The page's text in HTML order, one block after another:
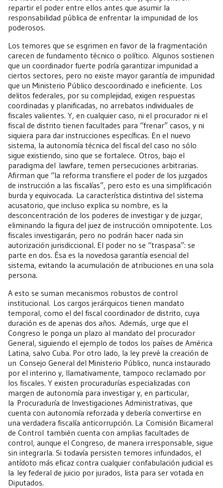
repartir el poder entre ellos antes que asumir la
responsabilidad pública de enfrentar la impunidad de los
poderosos.
Los temores que se esgrimen en favor de la fragmentación
carecen de fundamento técnico o político. Algunos sostienen
que un coordinador fuerte podría garantizar impunidad a
ciertos sectores, pero no existe mayor garantía de impunidad
que un Ministerio Público descoordinado e ineficiente. Los
delitos federales, por su complejidad, exigen respuestas
coordinadas y planificadas, no arrebatos individuales de
fiscales valientes. Y, en cualquier caso, ni el procurador ni el
fiscal de distrito tienen facultades para “frenar” casos, y ni
siquiera para dar instrucciones específicas. En el nuevo
sistema, la autonomía técnica del fiscal del caso no sólo
sigue existiendo, sino que se fortalece. Otros, bajo el
paradigma del lawfare, temen persecuciones arbitrarias.
Afirman que “la reforma transfiere el poder de los juzgados
de instrucción a las fiscalías”, pero esto es una simplificación
burda y equivocada. La característica distintiva del sistema
acusatorio, que incluso explica su nombre, es la
desconcentración de los poderes de investigar y de juzgar,
eliminando la figura del juez de instrucción omnipotente. Los
fiscales investigarán, pero no podrán hacer nada sin
autorización jurisdiccional. El poder no se “traspasa”: se
parte en dos. Ésa es la novedosa garantía esencial del
sistema, evitando la acumulación de atribuciones en una sola
persona.
A esto se suman mecanismos robustos de control
institucional. Los cargos jerárquicos tienen mandato
temporal, como el del fiscal coordinador de distrito, cuya
duración es de apenas dos años. Además, urge que el
Congreso le ponga un plazo al mandato del procurador
General, siguiendo el ejemplo de todos los países de América
Latina, salvo Cuba. Por otro lado, la ley prevé la creación de
un Consejo General del Ministerio Público, nunca instaurado
por el interino y, llamativamente, tampoco reclamado por
los fiscales. Y existen procuradurías especializadas con
margen de autonomía para investigar y, en particular,
la Procuraduría de Investigaciones Administrativas, que
cuenta con autonomía reforzada y debería convertirse en
una verdadera fiscalía anticorrupción. La Comisión Bicameral
de Control también cuenta con amplias facultades de
control, aunque el Congreso, de manera irresponsable, sigue
sin integrarla. Si todavía persisten temores infundados, el
antídoto más eficaz contra cualquier confabulación judicial es
la ley federal de juicio por jurados, lista para ser votada en
Diputados.